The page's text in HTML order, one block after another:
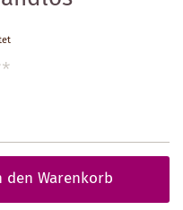
den Warenkorb